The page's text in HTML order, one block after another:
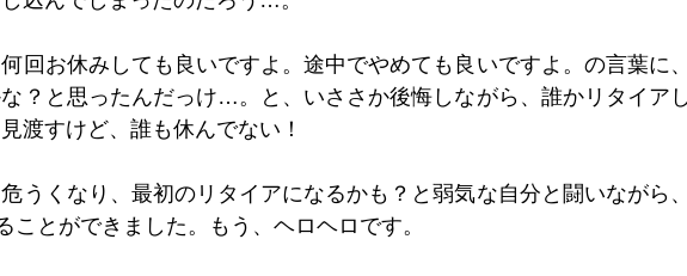
回お休みしても良いですよ。途中でやめても良いですよ。の言葉に
？と思ったんだっけ…。と、いささか後悔しながら、誰かリタイア
渡すけど、誰も休んでない！
うくなり、最初のリタイアになるかも？と弱気な自分と闘いながら
ことができました。もう、ヘロヘロです。